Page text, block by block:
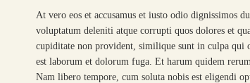
At vero eos et accusamus et iusto odio dignissimos
voluptatum deleniti atque corrupti quos dolores et
cupiditate non provident, similique sunt in culpa
est laborum et dolorum fuga. Et harum quidem
Nam libero tempore, cum soluta nobis est eligendi